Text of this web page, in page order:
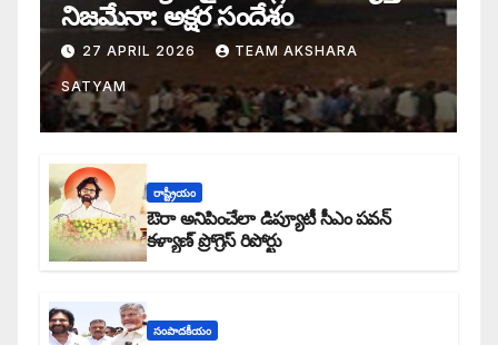
నిజమేనా: అక్షర సందేశం
27 APRIL 2026 TEAM AKSHARA
SATYAM
రాష్ట్రీయం
ఔరా అనిపించేలా డిప్యూటీ సీఎం పవన్
కళ్యాణ్ ప్రోగ్రెస్ రిపోర్టు
సంపాదకీయం